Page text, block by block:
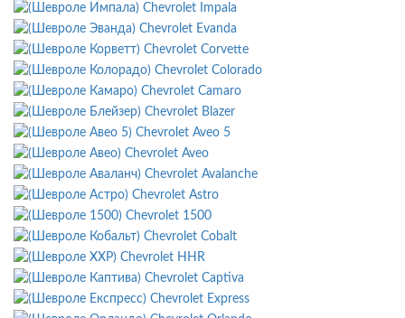
Chevrolet Impala
Chevrolet Evanda
Chevrolet Corvette
Chevrolet Colorado
Chevrolet Camaro
Chevrolet Blazer
Chevrolet Aveo 5
Chevrolet Aveo
Chevrolet Avalanche
Chevrolet Astro
Chevrolet 1500
Chevrolet Cobalt
Chevrolet HHR
Chevrolet Captiva
Chevrolet Express